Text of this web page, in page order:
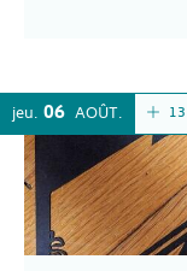
jeu. 06 AOÛT